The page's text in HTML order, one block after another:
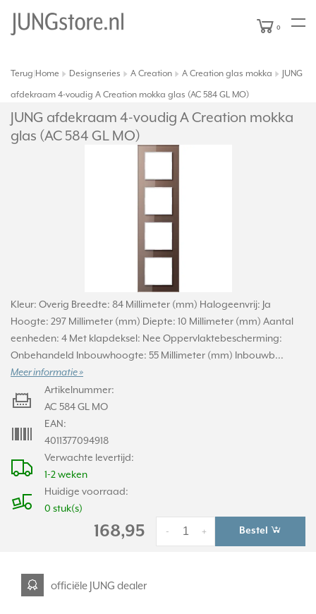
0
Terug Home Designseries A Creation A Creation glas mokka JUNG
afdekraam 4-voudig A Creation mokka glas (AC 584 GL MO)
JUNG afdekraam 4-voudig A Creation mokka
glas (AC 584 GL MO)
Kleur: Overig Breedte: 84 Millimeter (mm) Halogeenvrij: Ja
Hoogte: 297 Millimeter (mm) Diepte: 10 Millimeter (mm) Aantal
eenheden: 4 Met klapdeksel: Nee Oppervlaktebescherming:
Onbehandeld Inbouwhoogte: 55 Millimeter (mm) Inbouwb...
Meer informatie »
Verwachte levertijd:
1-2 weken
Huidige voorraad:
0 stuk(s)
Artikelnummer:
AC 584 GL MO
EAN:
4011377094918
168,95 +
- Bestel
officiële JUNG dealer